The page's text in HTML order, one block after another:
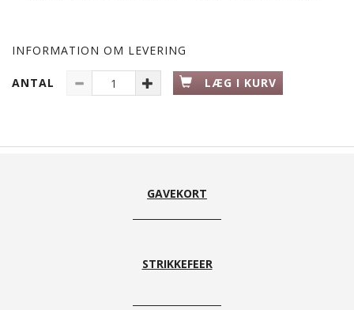
INFORMATION OM LEVERING
ANTAL LÆG I KURV
GAVEKORT
STRIKKEFEER